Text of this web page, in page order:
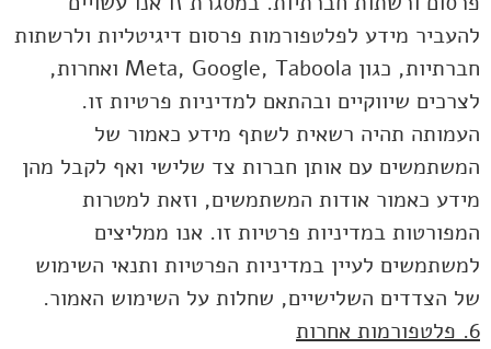
להעביר מידע לפלטפורמות פרסום דיגיטליות ולרשתות
חברתיות, כגון Meta, Google, Taboola ואחרות,
לצרכים שיווקיים ובהתאם למדיניות פרטיות זו.
העמותה תהיה רשאית לשתף מידע כאמור של
המשתמשים עם אותן חברות צד שלישי ואף לקבל מהן
מידע כאמור אודות המשתמשים, וזאת למטרות
המפורטות במדיניות פרטיות זו. אנו ממליצים
למשתמשים לעיין במדיניות הפרטיות ותנאי השימוש
של הצדדים השלישיים, שחלות על השימוש האמור.
6. פלטפורמות אחרות